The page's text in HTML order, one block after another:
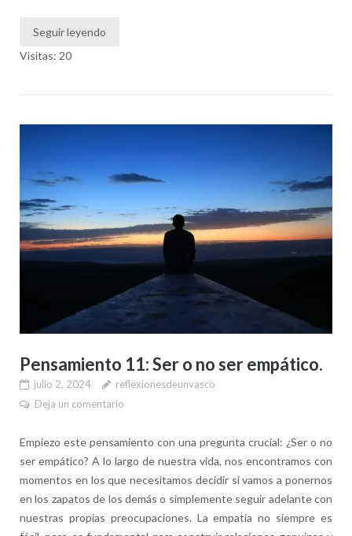
Seguir leyendo
Visitas: 20
Pensamiento 11: Ser o no ser empático.
julio 2, 2024
reflexionesdeunvasco
Deja un comentario
Empiezo este pensamiento con una pregunta crucial: ¿Ser o no
ser empático? A lo largo de nuestra vida, nos encontramos con
momentos en los que necesitamos decidir si vamos a ponernos
en los zapatos de los demás o simplemente seguir adelante con
nuestras propias preocupaciones. La empatía no siempre es